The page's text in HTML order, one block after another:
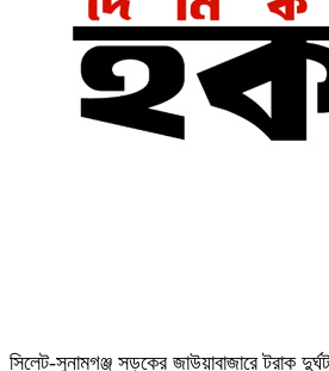
‎সিলেট-সুনামগঞ্জ সড়কের জাউয়াবাজারে ট্রাক